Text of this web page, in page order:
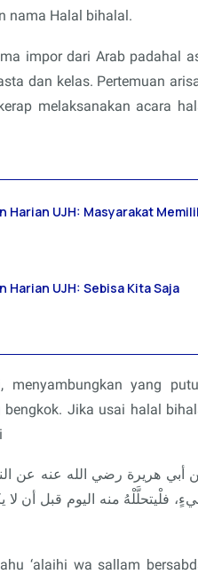
nama Halal bihalal.
impor dari Arab padahal
dan kelas. Pertemuan
melaksanakan acara
Harian UJH: Masyarakat
Harian UJH: Sebisa Kita Saja
yang
bengkok. Jika usai halal
أبي هريرة رضي الله عنه عن
فلْيتحلَّلْهُ منه اليوم قبل أن
‘alaihi wa sallam